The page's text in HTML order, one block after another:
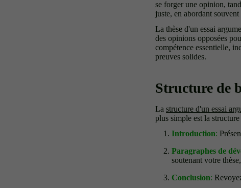
se forger une opinion,
juste, en abordant
La thèse d'un essai
des opinions opposées
compétence essentielle,
preuves solides.
Structure de
La structure d'un essai
plus simple est la
Introduction:
Paragraphes de
soutenant votre
Conclusion: